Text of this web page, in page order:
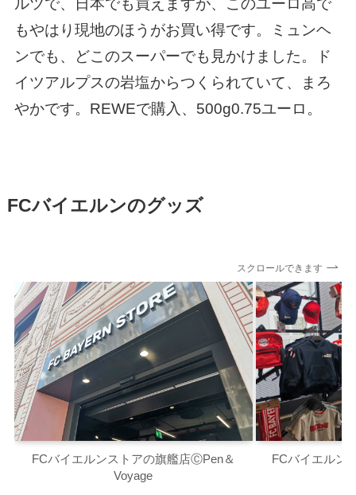
ルツで、日本でも買えますが、このユーロ高で
もやはり現地のほうがお買い得です。ミュンヘ
ンでも、どこのスーパーでも見かけました。ド
イツアルプスの岩塩からつくられていて、まろ
やかです。REWEで購入、500g0.75ユーロ。
FCバイエルンのグッズ
スクロールできます
FCバイエルンストアの旗艦店ⒸPen＆
Voyage
FCバイエルン